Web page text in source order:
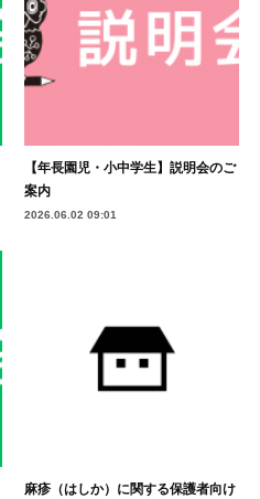
【年長園児・小中学生】説明会のご
案内
2026.06.02 09:01
麻疹（はしか）に関する保護者向け